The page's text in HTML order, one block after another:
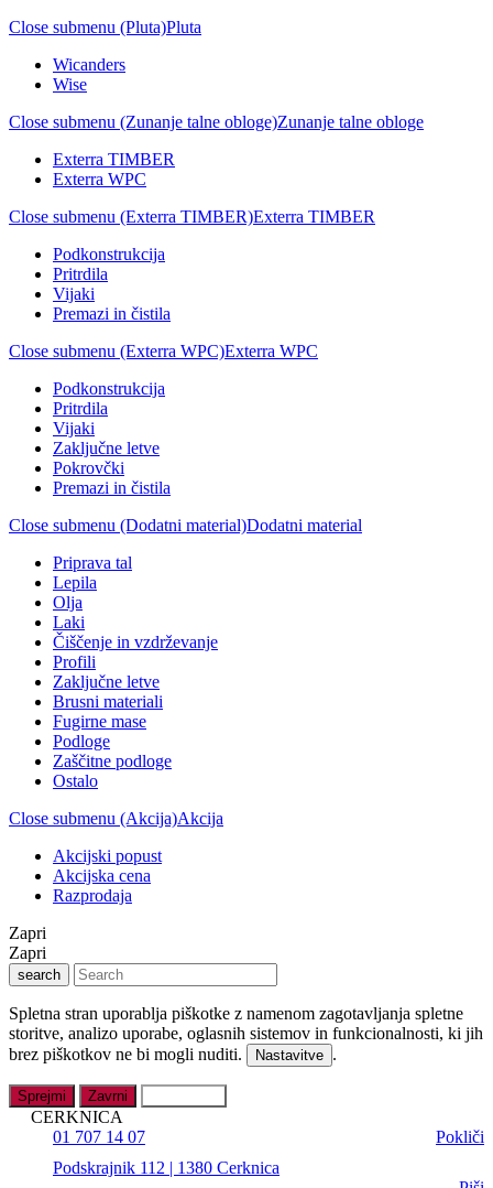
Close submenu (Pluta)Pluta
Wicanders
Wise
Close submenu (Zunanje talne obloge)Zunanje talne obloge
Exterra TIMBER
Exterra WPC
Close submenu (Exterra TIMBER)Exterra TIMBER
Podkonstrukcija
Pritrdila
Vijaki
Premazi in čistila
Close submenu (Exterra WPC)Exterra WPC
Podkonstrukcija
Pritrdila
Vijaki
Zaključne letve
Pokrovčki
Premazi in čistila
Close submenu (Dodatni material)Dodatni material
Priprava tal
Lepila
Olja
Laki
Čiščenje in vzdrževanje
Profili
Zaključne letve
Brusni materiali
Fugirne mase
Podloge
Zaščitne podloge
Ostalo
Close submenu (Akcija)Akcija
Akcijski popust
Akcijska cena
Razprodaja
Zapri
Zapri
search
Spletna stran uporablja piškotke z namenom zagotavljanja spletne
storitve, analizo uporabe, oglasnih sistemov in funkcionalnosti, ki jih
brez piškotkov ne bi mogli nuditi.
Nastavitve .
Sprejmi Zavrni
CERKNICA
01 707 14 07
Pokliči
Podskrajnik 112 | 1380 Cerknica